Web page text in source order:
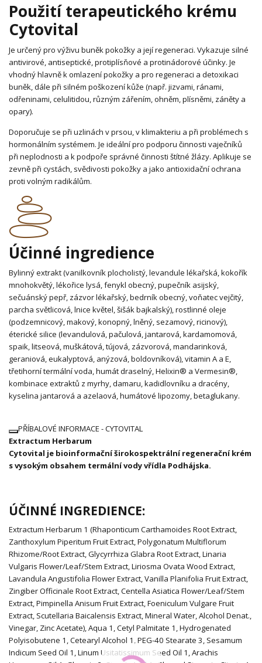
Použití terapeutického krému
Cytovital
Je určený pro výživu buněk pokožky a její regeneraci. Vykazuje silné
antivirové, antiseptické, protiplísňové a protinádorové účinky. Je
vhodný hlavně k omlazení pokožky a pro regeneraci a detoxikaci
buněk, dále při silném poškození kůže (např. jizvami, ránami,
odřeninami, celulitidou, různým zářením, ohněm, plísněmi, záněty a
opary).
Doporučuje se při uzlinách v prsou, v klimakteriu a při problémech s
hormonálním systémem. Je ideální pro podporu činnosti vaječníků
při neplodnosti a k podpoře správné činnosti štítné žlázy. Aplikuje se
zevně při cystách, svědivosti pokožky a jako antioxidační ochrana
proti volným radikálům.
Účinné ingredience
Bylinný extrakt (vanilkovník plocholistý, levandule lékařská, kokořík
mnohokvětý, lékořice lysá, fenykl obecný, pupečník asijský,
sečuánský pepř, zázvor lékařský, bedrník obecný, voňatec vejčitý,
parcha světlicová, lnice květel, šišák bajkalský), rostlinné oleje
(podzemnicový, makový, konopný, lněný, sezamový, ricinový),
éterické silice (levandulová, pačulová, jantarová, kardamomová,
spaik, litseová, muškátová, tújová, zázvorová, mandarinková,
geraniová, eukalyptová, anýzová, boldovníková), vitamin A a E,
třetihorní termální voda, humát draselný, Helixin® a Vermesin®,
kombinace extraktů z myrhy, damaru, kadidlovníku a dracény,
kyselina jantarová a azelaová, humátové lipozomy, betaglukany.
PŘÍBALOVÉ INFORMACE - CYTOVITAL
Extractum Herbarum
Cytovital je bioinformační širokospektrální regenerační krém
s vysokým obsahem termální vody vřídla Podhájska.
ÚČINNÉ INGREDIENCE:
Extractum Herbarum 1 (Rhaponticum Carthamoides Root Extract,
Zanthoxylum Piperitum Fruit Extract, Polygonatum Multiflorum
Rhizome/Root Extract, Glycyrrhiza Glabra Root Extract, Linaria
Vulgaris Flower/Leaf/Stem Extract, Liriosma Ovata Wood Extract,
Lavandula Angustifolia Flower Extract, Vanilla Planifolia Fruit Extract,
Zingiber Officinale Root Extract, Centella Asiatica Flower/Leaf/Stem
Extract, Pimpinella Anisum Fruit Extract, Foeniculum Vulgare Fruit
Extract, Scutellaria Baicalensis Extract, Mineral Water, Alcohol Denat.,
Vinegar, Zinc Acetate), Aqua 1 , Cetyl Palmitate 1 , Hydrogenated
Polyisobutene 1 , Cetearyl Alcohol 1 , PEG-40 Stearate 3, Sesamum
Indicum Seed Oil 1 , Linum Usitatissimum Seed Oil 1 , Arachis